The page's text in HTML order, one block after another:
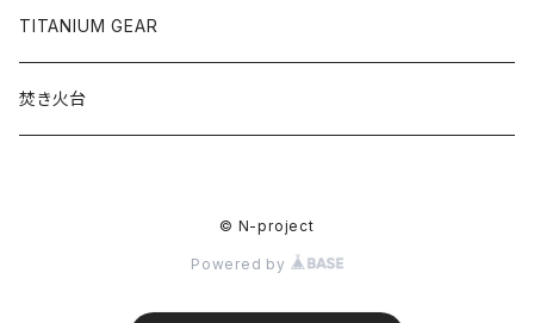
風防
五徳
風防
TITANIUM GEAR
焚き火台
© N-project
Powered by